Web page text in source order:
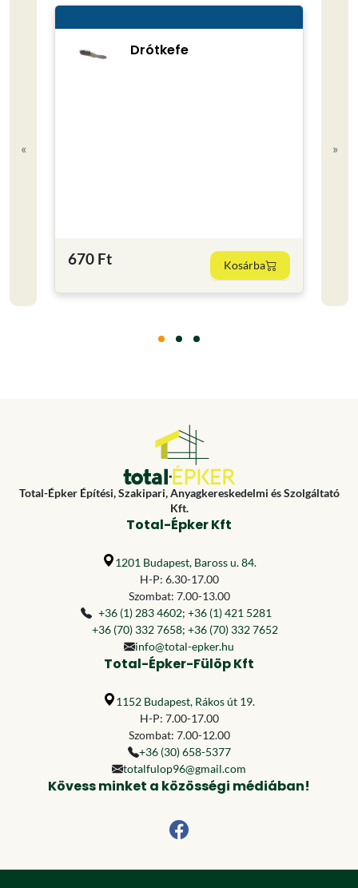
«
Drótkefe
670 Ft Kosárba
»
Total-Épker Építési, Szakipari, Anyagkereskedelmi és Szolgáltató
Kft.
Total-Épker Kft
1201 Budapest, Baross u. 84.
H-P: 6.30-17.00
Szombat: 7.00-13.00
+36 (1) 283 4602; +36 (1) 421 5281
+36 (70) 332 7658; +36 (70) 332 7652
info@total-epker.hu
Total-Épker-Fülöp Kft
1152 Budapest, Rákos út 19.
H-P: 7.00-17.00
Szombat: 7.00-12.00
+36 (30) 658-5377
totalfulop96@gmail.com
Kövess minket a közösségi médiában!